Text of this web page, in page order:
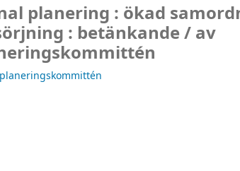
planering : ökad
: betänkande /av